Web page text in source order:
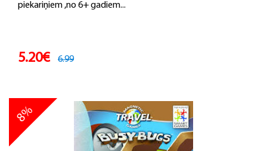
piekariņiem ,no 6+ gadiem...
5.20€ 6.99
8%